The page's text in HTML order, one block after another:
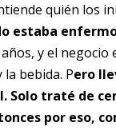
quién los
estaba
y el
bebida. Pero
Solo traté de
por eso,